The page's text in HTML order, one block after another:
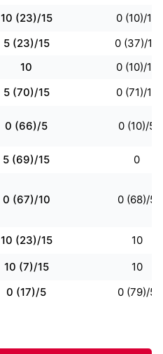
10 (23)/15
0 (10)/10
5 (23)/15
0 (37)/10
10
0 (10)/10
5 (70)/15
0 (71)/10
0 (66)/5 0 (10)/5
5 (69)/15 0
0 (67)/10 0 (68)/5
10 (23)/15
10
10 (7)/15
10
0 (17)/5 0 (79)/5